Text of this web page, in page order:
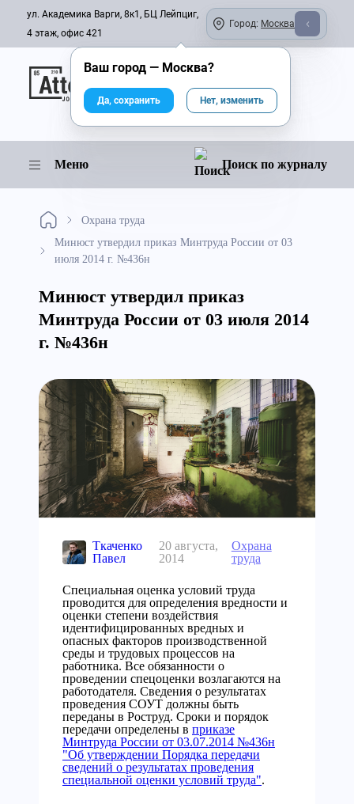
ул. Академика Варги, 8к1, БЦ Лейпциг,
4 этаж, офис 421
Город: Москва
Онлайн-журнал
Меню Поиск по журналу
Охрана труда
Минюст утвердил приказ Минтруда России от 03
июля 2014 г. №436н
Минюст утвердил приказ
Минтруда России от 03 июля 2014
г. №436н
Ткаченко
Павел
20 августа,
2014
Охрана
труда
Специальная оценка условий труда
проводится для определения вредности и
оценки степени воздействия
идентифицированных вредных и
опасных факторов производственной
среды и трудовых процессов на
работника. Все обязанности о
проведении спецоценки возлагаются на
работодателя. Сведения о результатах
проведения СОУТ должны быть
переданы в Роструд. Сроки и порядок
передачи определены в приказе
Минтруда России от 03.07.2014 №436н
"Об утверждении Порядка передачи
сведений о результатах проведения
специальной оценки условий труда".
Ваш город — Москва?
Да, сохранить Нет, изменить